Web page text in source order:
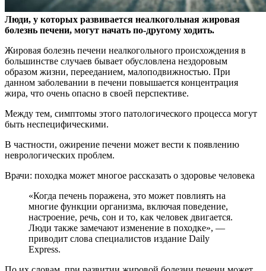
Люди, у которых развивается неалкогольная жировая
болезнь печени, могут начать по-другому ходить.
Жировая болезнь печени неалкогольного происхождения в
большинстве случаев бывает обусловлена нездоровым
образом жизни, перееданием, малоподвижностью. При
данном заболевании в печени повышается концентрация
жира, что очень опасно в своей перспективе.
Между тем, симптомы этого патологического процесса могут
быть неспецифическими.
В частности, ожирение печени может вести к появлению
неврологических проблем.
Врачи: походка может многое рассказать о здоровье человека
«Когда печень поражена, это может повлиять на
многие функции организма, включая поведение,
настроение, речь, сон и то, как человек двигается.
Люди также замечают изменение в походке», —
приводит слова специалистов издание Daily
Express.